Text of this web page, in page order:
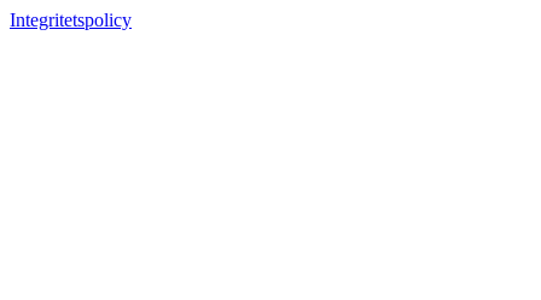
Integritetspolicy